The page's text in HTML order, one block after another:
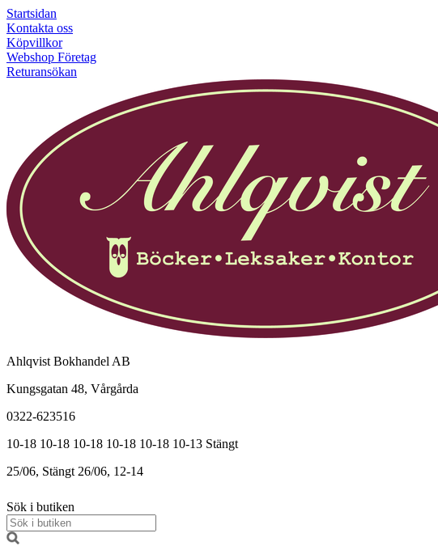
Startsidan
Kontakta oss
Köpvillkor
Webshop Företag
Returansökan
Ahlqvist Bokhandel AB
Kungsgatan 48, Vårgårda
0322-623516
10-18 10-18 10-18 10-18 10-18 10-13 Stängt
25/06, Stängt 26/06, 12-14
Sök i butiken